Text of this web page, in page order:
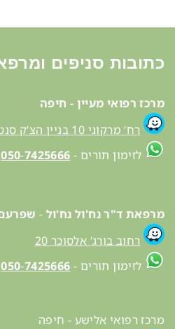
כתובות סניפים
מרכז רפואי מעיין - חיפה
רח’ מרקוני 10 בניין הצ’ק סנטר, קומה 2
לזימון תורים -
050-7425666
מרפאת ד"ר נח'ול נח'ול -
רחוב בורג’ אלסוכר 20
לזימון תורים -
050-7425666
מרכז רפואי אלישע - חיפה